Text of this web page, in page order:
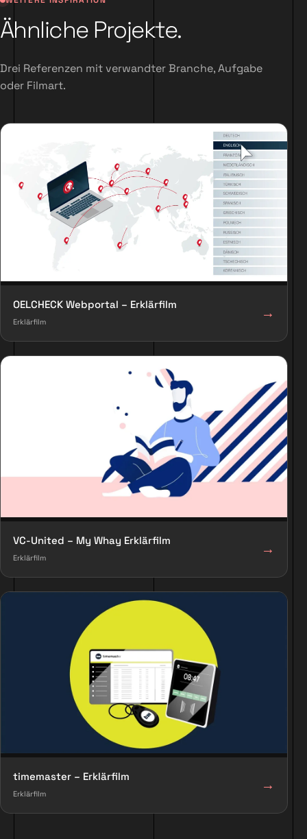
Ähnliche Projekte.
Drei Referenzen mit verwandter Branche, Aufgabe
oder Filmart.
OELCHECK Webportal – Erklärfilm
Erklärfilm →
VC-United – My Whay Erklärfilm
Erklärfilm →
timemaster – Erklärfilm
Erklärfilm →